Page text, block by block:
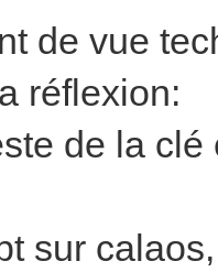
de vue
réflexion:
de la
sur